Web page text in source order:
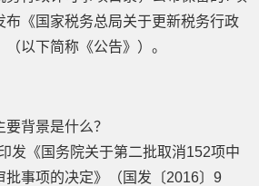
布《国家税务总局关于更新税务行政
以下简称《公告》）。
背景是什么？
发《国务院关于第二批取消152项中
批事项的决定》（国发〔2016〕9